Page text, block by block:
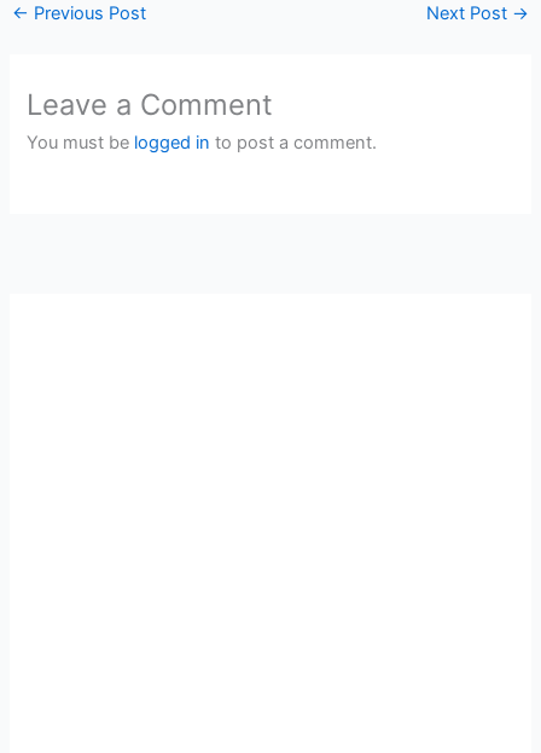
← Previous Post Next Post →
Leave a Comment
You must be logged in to post a comment.